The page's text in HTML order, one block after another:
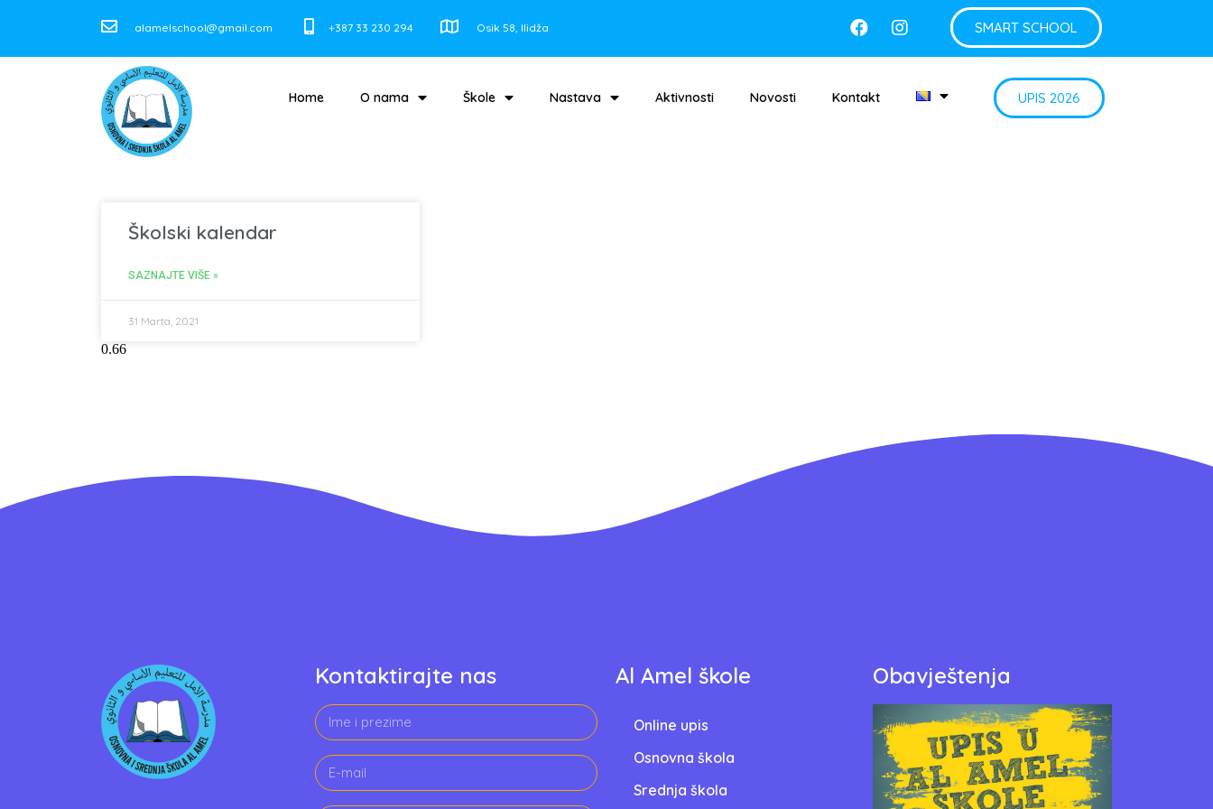
alamelschool@gmail.com +387 33 230 294 Osik 58, Ilidža SMART SCHOOL
Home O nama Škole Nastava Aktivnosti Novosti Kontakt UPIS 2026
Školski kalendar
SAZNAJTE VIŠE »
31 Marta, 2021
Kontaktirajte nas Al Amel škole
Online upis
Osnovna škola
Srednja škola
Obavještenja